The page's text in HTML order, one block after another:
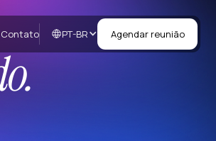
Contato PT-BR Agendar reunião